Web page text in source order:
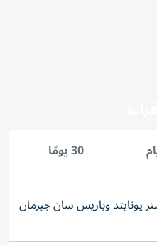
30 يومًا
يونايتد وباريس سان جيرمان